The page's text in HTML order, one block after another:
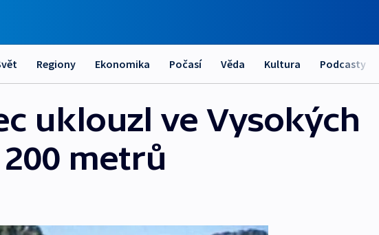
Regiony Ekonomika Počasí Věda Kultura Podcasty
uklouzl ve Vysokých
metrů